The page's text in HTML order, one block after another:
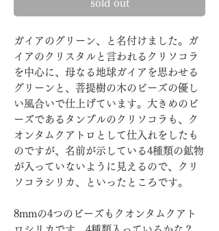
sold out
ガイアのグリーン、と名付けました。ガ
イアのクリスタルと言われるクリソコラ
を中心に、母なる地球ガイアを思わせる
グリーンと、菩提樹の木のビーズの優し
い風合いで仕上げています。大きめのビ
ーズであるタンブルのクリソコラも、ク
オンタムクアトロとして仕入れをしたも
のですが、名前が示している4種類の鉱物
が入っていないように見えるので、クリ
ソコラシリカ、といったところです。
8mmの4つのビーズもクオンタムクアト